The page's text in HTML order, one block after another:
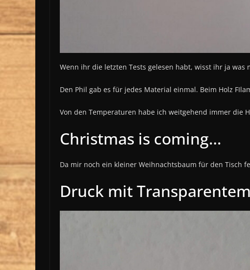
Wenn ihr die letzten Tests gelesen habt, wisst ihr ja
Den Phil gab es für jedes Material einmal. Beim Holz
Von den Temperaturen habe ich weitgehend immer die
Christmas is coming…
Da mir noch ein kleiner Weihnachtsbaum für den Tisch
Druck mit